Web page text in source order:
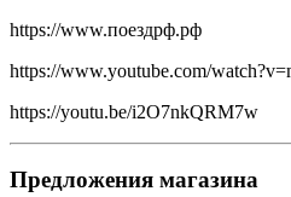
https://www.поездрф.рф
https://www.youtube.com/
https://youtu.be/i2O7nkQRM7w
Предложения магазина